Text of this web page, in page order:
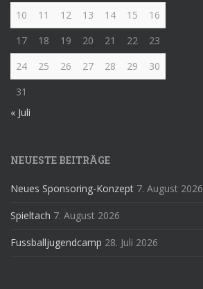
10
11 12 13 14 15
16
17
18 19 20 21 22
23
24
25 26 27 28 29
30
31
« Juli
NEUESTE BEITRÄGE
Neues Sponsoring-Konzept 7. August 2026
Spieltach 7. August 2026
Fussballjugendcamp 28. Juli 2026